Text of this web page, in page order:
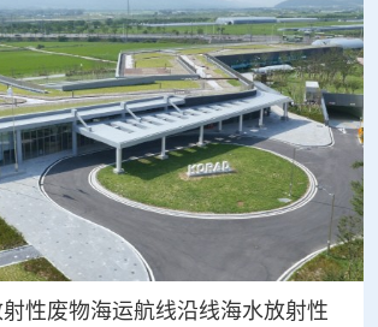
性废物海运航线沿线海水放射性